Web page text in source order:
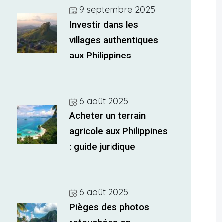
9 septembre 2025
Investir dans les
villages authentiques
aux Philippines
6 août 2025
Acheter un terrain
agricole aux Philippines
: guide juridique
6 août 2025
Pièges des photos